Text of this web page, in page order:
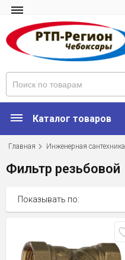
Каталог товаров
Главная Инженерная сантехника
Фильтр резьбовой
Показывать по: